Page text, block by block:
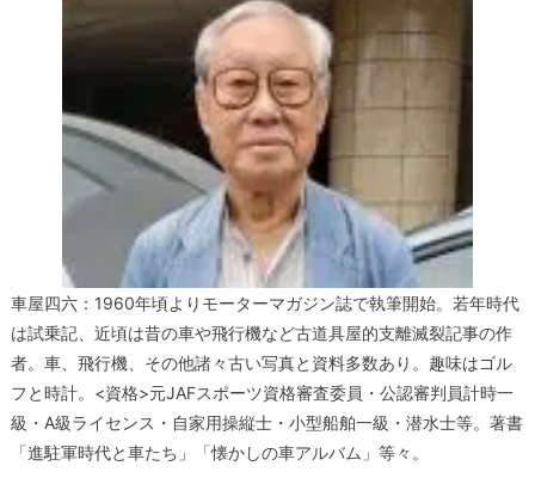
車屋四六：1960年頃よりモーターマガジン誌で執筆開始。若年時代
は試乗記、近頃は昔の車や飛行機など古道具屋的支離滅裂記事の作
者。車、飛行機、その他諸々古い写真と資料多数あり。趣味はゴル
フと時計。<資格>元JAFスポーツ資格審査委員・公認審判員計時一
級・A級ライセンス・自家用操縦士・小型船舶一級・潜水士等。著書
「進駐軍時代と車たち」「懐かしの車アルバム」等々。